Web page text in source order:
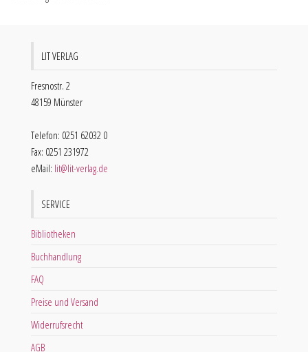
LIT VERLAG
Fresnostr. 2
48159 Münster
Telefon: 0251 62032 0
Fax: 0251 231972
eMail: lit@lit-verlag.de
SERVICE
Bibliotheken
Buchhandlung
FAQ
Preise und Versand
Widerrufsrecht
AGB